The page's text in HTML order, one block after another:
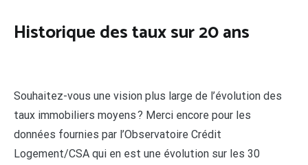
Historique des taux sur 20 ans
Souhaitez-vous une vision plus large de l’évolution des
taux immobiliers moyens ? Merci encore pour les
données fournies par l’Observatoire Crédit
Logement/CSA qui en est une évolution sur les 30